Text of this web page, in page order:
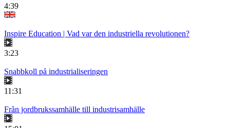
4:39
Inspire Education | Vad var den industriella revolutionen?
3:23
Snabbkoll på industrialiseringen
11:31
Från jordbrukssamhälle till industrisamhälle